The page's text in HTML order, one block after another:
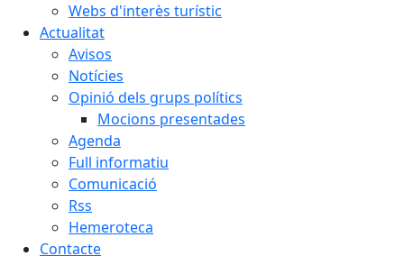
Webs d'interès turístic
Actualitat
Avisos
Notícies
Opinió dels grups polítics
Mocions presentades
Agenda
Full informatiu
Comunicació
Rss
Hemeroteca
Contacte